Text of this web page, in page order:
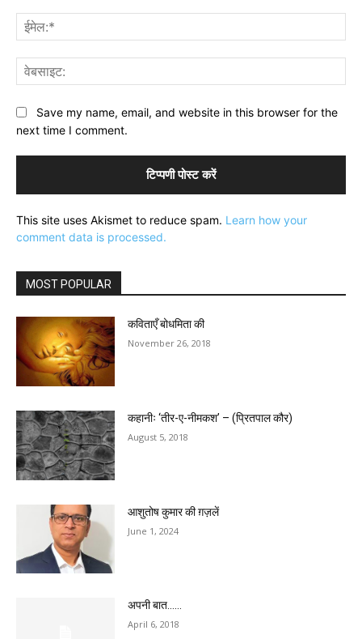
Save my name, email, and website in this browser for the
next time I comment.
This site uses Akismet to reduce spam. Learn how your
comment data is processed.
MOST POPULAR
कविताएँ बोधमिता की
November 26, 2018
कहानीः ‘तीर-ए-नीमकश’ – (प्रितपाल कौर)
August 5, 2018
आशुतोष कुमार की ग़ज़लें
June 1, 2024
अपनी बात……
April 6, 2018